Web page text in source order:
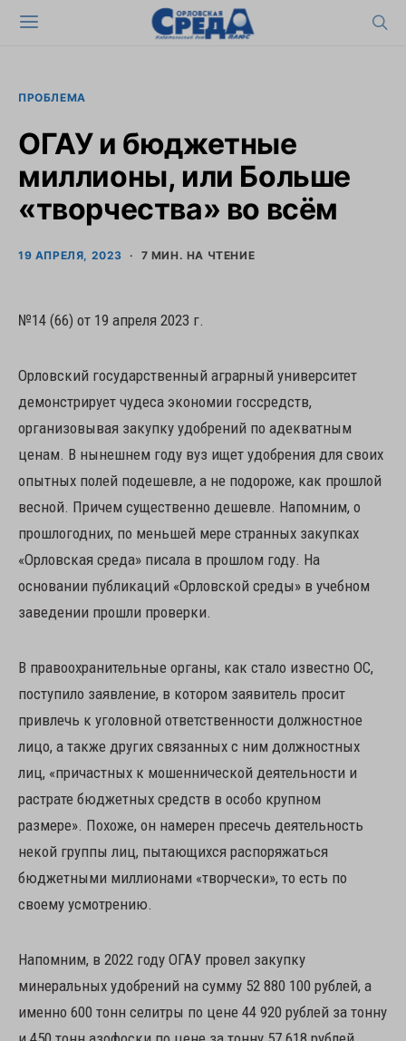
ПРОБЛЕМА
ОГАУ и бюджетные
миллионы, или Больше
«творчества» во всём
19 АПРЕЛЯ, 2023 7 МИН. НА ЧТЕНИЕ
№14 (66) от 19 апреля 2023 г.
Орловский государственный аграрный университет
демонстрирует чудеса экономии госсредств,
организовывая закупку удобрений по адекватным
ценам. В нынешнем году вуз ищет удобрения для своих
опытных полей подешевле, а не подороже, как прошлой
весной. Причем существенно дешевле. Напомним, о
прошлогодних, по меньшей мере странных закупках
«Орловская среда» писала в прошлом году. На
основании публикаций «Орловской среды» в учебном
заведении прошли проверки.
В правоохранительные органы, как стало известно ОС,
поступило заявление, в котором заявитель просит
привлечь к уголовной ответственности должностное
лицо, а также других связанных с ним должностных
лиц, «причастных к мошеннической деятельности и
растрате бюджетных средств в особо крупном
размере». Похоже, он намерен пресечь деятельность
некой группы лиц, пытающихся распоряжаться
бюджетными миллионами «творчески», то есть по
своему усмотрению.
Напомним, в 2022 году ОГАУ провел закупку
минеральных удобрений на сумму 52 880 100 рублей, а
именно 600 тонн селитры по цене 44 920 рублей за тонну